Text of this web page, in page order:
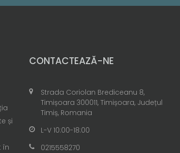
și
în
CONTACTEAZĂ-NE
Strada Coriolan Brediceanu 8,
Timișoara 300011, Timișoara, Județul
Timiș, Romania
L-V 10:00-18:00
0215558270